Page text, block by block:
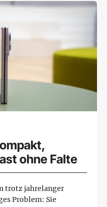
ohne Falte
trotz jahrelanger
Problem: Sie